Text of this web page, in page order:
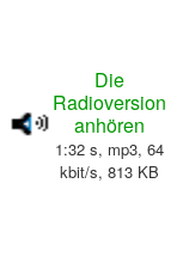
Die
Radioversion
anhören
1:32 s, mp3, 64
kbit/s, 813 KB